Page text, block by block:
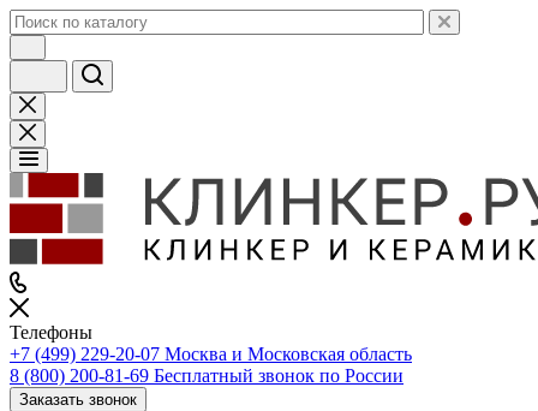
Телефоны
+7 (499) 229-20-07 Москва и Московская область
8 (800) 200-81-69 Бесплатный звонок по России
Заказать звонок